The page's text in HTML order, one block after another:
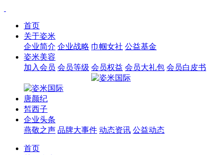
首页
关于姿米
企业简介 企业战略 巾帼女社 公益基金
姿米美容
加入会员 会员等级 会员权益 会员大礼包 会员白皮书
唐颜纪
皙西子
企业头条
燕敬之声 品牌大事件 动态资讯 公益动态
首页